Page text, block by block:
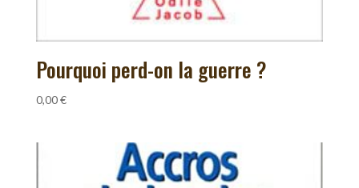
Pourquoi perd-on la guerre ?
0,00€